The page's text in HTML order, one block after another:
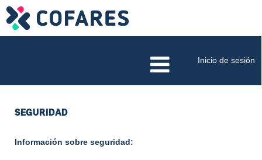
Inicio de sesión
SEGURIDAD
Información sobre seguridad: